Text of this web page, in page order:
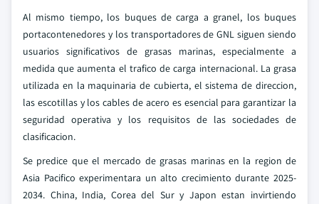
Al mismo tiempo, los buques de carga a granel, los buques
portacontenedores y los transportadores de GNL siguen siendo
usuarios significativos de grasas marinas, especialmente a
medida que aumenta el trafico de carga internacional. La grasa
utilizada en la maquinaria de cubierta, el sistema de direccion,
las escotillas y los cables de acero es esencial para garantizar la
seguridad operativa y los requisitos de las sociedades de
clasificacion.
Se predice que el mercado de grasas marinas en la region de
Asia Pacifico experimentara un alto crecimiento durante 2025-
2034. China, India, Corea del Sur y Japon estan invirtiendo